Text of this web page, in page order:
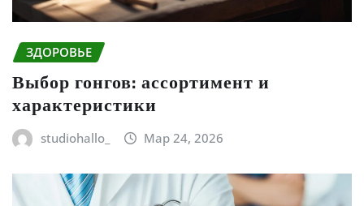
ЗДОРОВЬЕ
Выбор гонгов: ассортимент и
характеристики
studiohallo_ Мар 24, 2026